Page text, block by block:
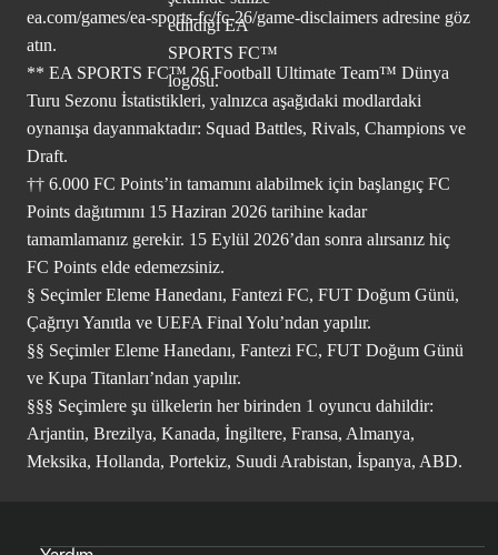
ea.com/games/ea-sports-fc/fc-26/game-disclaimers adresine göz
atın.
** EA SPORTS FC™ 26 Football Ultimate Team™ Dünya
Turu Sezonu İstatistikleri, yalnızca aşağıdaki modlardaki
oynanışa dayanmaktadır: Squad Battles, Rivals, Champions ve
Draft.
†† 6.000 FC Points’in tamamını alabilmek için başlangıç FC
Points dağıtımını 15 Haziran 2026 tarihine kadar
tamamlamanız gerekir. 15 Eylül 2026’dan sonra alırsanız hiç
FC Points elde edemezsiniz.
§ Seçimler Eleme Hanedanı, Fantezi FC, FUT Doğum Günü,
Çağrıyı Yanıtla ve UEFA Final Yolu’ndan yapılır.
§§ Seçimler Eleme Hanedanı, Fantezi FC, FUT Doğum Günü
ve Kupa Titanları’ndan yapılır.
§§§ Seçimlere şu ülkelerin her birinden 1 oyuncu dahildir:
Arjantin, Brezilya, Kanada, İngiltere, Fransa, Almanya,
Meksika, Hollanda, Portekiz, Suudi Arabistan, İspanya, ABD.